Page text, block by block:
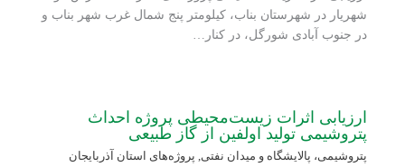
شهریار در شهرستان بناب، کیلومتر پنج شمال غرب شهر بناب و
در جنوب آبادی‌ شورگل، در کنار…
ارزیابی اثرات زیست‌محیطی پروژه احداث
پتروشیمی تولید اولفین از گاز طبیعی
پتروشیمی، پالایشگاه و میدان نفتی, پروژه‌های استان آذربایجان